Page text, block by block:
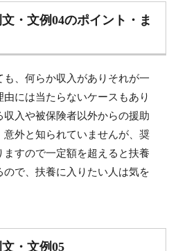
・文例04のポイント・ま
も、何らか収入がありそれが一
には当たらないケースもあり
収入や被保険者以外からの援助
外と知られていませんが、奨
すので一定額を超えると扶養
で、扶養に入りたい人は気を
・文例05